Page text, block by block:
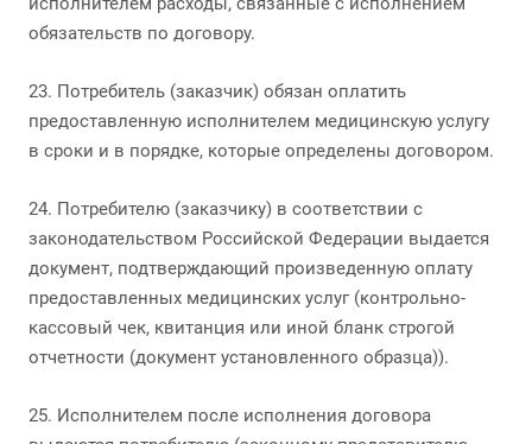
обязательств по договору.
23. Потребитель (заказчик) обязан оплатить
предоставленную исполнителем медицинскую услугу
в сроки и в порядке, которые определены договором.
24. Потребителю (заказчику) в соответствии с
законодательством Российской Федерации выдается
документ, подтверждающий произведенную оплату
предоставленных медицинских услуг (контрольно-
кассовый чек, квитанция или иной бланк строгой
отчетности (документ установленного образца)).
25. Исполнителем после исполнения договора